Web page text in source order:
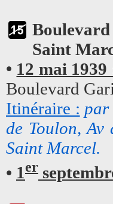
Saint
• 12 mai 1939
Boulevard
Itinéraire : par
de Toulon,
Saint Marcel.
• 1er